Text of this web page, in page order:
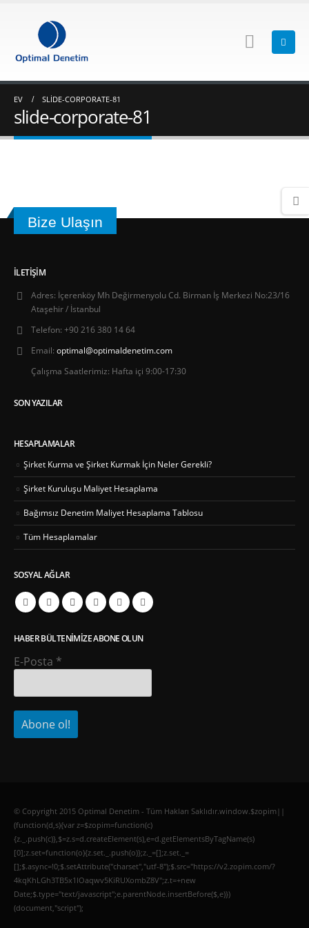
EV SLIDE-CORPORATE-81
slide-corporate-81
Bize Ulaşın
İLETIŞIM
Adres: İçerenköy Mh Değirmenyolu Cd. Birman İş Merkezi No:23/16
Ataşehir / İstanbul
Telefon: +90 216 380 14 64
Email: optimal@optimaldenetim.com
Çalışma Saatlerimiz: Hafta içi 9:00-17:30
SON YAZILAR
HESAPLAMALAR
Şirket Kurma ve Şirket Kurmak İçin Neler Gerekli?
Şirket Kuruluşu Maliyet Hesaplama
Bağımsız Denetim Maliyet Hesaplama Tablosu
Tüm Hesaplamalar
SOSYAL AĞLAR
HABER BÜLTENIMIZE ABONE OLUN
E-Posta *
© Copyright 2015 Optimal Denetim - Tüm Hakları Saklıdır.window.$zopim||
(function(d,s){var z=$zopim=function(c)
{z._.push(c)},$=z.s=d.createElement(s),e=d.getElementsByTagName(s)
[0];z.set=function(o){z.set._.push(o)};z._=[];z.set._=
[];$.async=!0;$.setAttribute("charset","utf-8");$.src="https://v2.zopim.com/?
4kqKhLGh3TB5x1lOaqwv5KiRUXombZ8V";z.t=+new
Date;$.type="text/javascript";e.parentNode.insertBefore($,e)})
(document,"script");